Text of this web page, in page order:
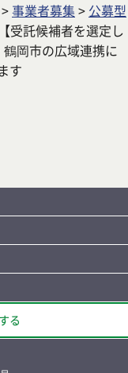
>事業者募集 > 公募型
受託候補者を選定し
岡市の広域連携に
す
る